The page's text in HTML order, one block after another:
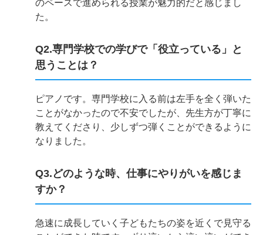
のペースで進められる授業が魅力的だと感じまし
た。
Q2.専門学校での学びで「役立っている」と
思うことは？
ピアノです。専門学校に入る前は左手を全く弾いた
ことがなかったので不安でしたが、先生方が丁寧に
教えてくださり、少しずつ弾くことができるように
なりました。
Q3.どのような時、仕事にやりがいを感じま
すか？
急速に成長していく子どもたちの姿を近くで見守る